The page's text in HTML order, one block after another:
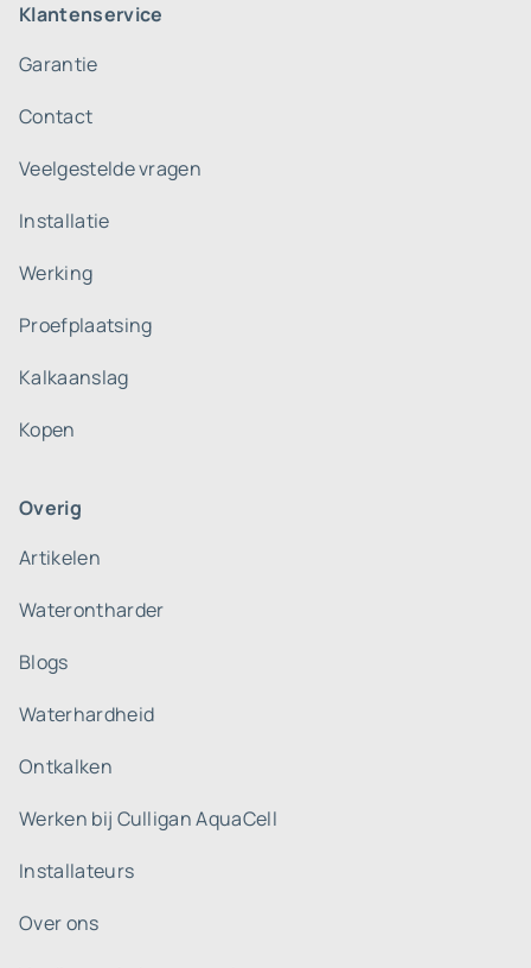
Klantenservice
Garantie
Contact
Veelgestelde vragen
Installatie
Werking
Proefplaatsing
Kalkaanslag
Kopen
Overig
Artikelen
Waterontharder
Blogs
Waterhardheid
Ontkalken
Werken bij Culligan AquaCell
Installateurs
Over ons